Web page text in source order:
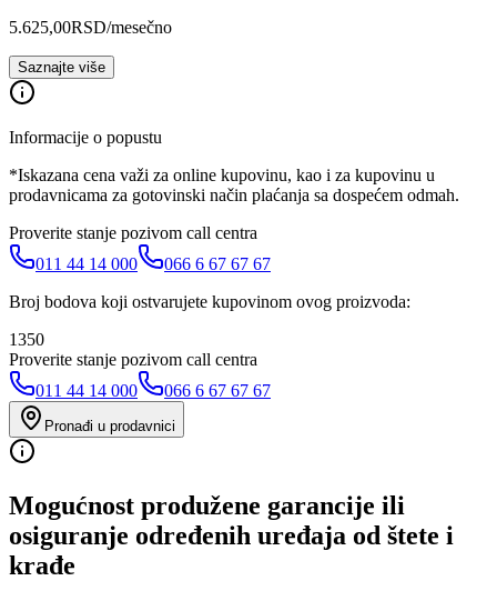
5.625,00RSD/mesečno
Saznajte više
Informacije o popustu
*Iskazana cena važi za online kupovinu, kao i za kupovinu u
prodavnicama za gotovinski način plaćanja sa dospećem odmah.
Proverite stanje pozivom call centra
011 44 14 000
066 6 67 67 67
Broj bodova koji ostvarujete kupovinom ovog proizvoda:
1350
Proverite stanje pozivom call centra
011 44 14 000
066 6 67 67 67
Pronađi u prodavnici
Mogućnost produžene garancije ili
osiguranje određenih uređaja od štete i
krađe